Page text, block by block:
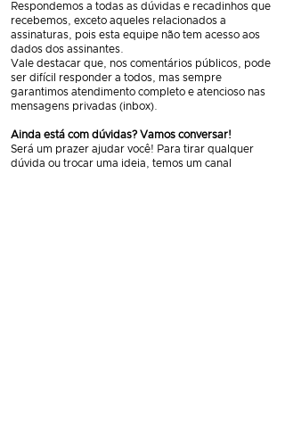
Respondemos a todas as dúvidas e recadinhos que
recebemos, exceto aqueles relacionados a
assinaturas, pois esta equipe não tem acesso aos
dados dos assinantes.
Vale destacar que, nos comentários públicos, pode
ser difícil responder a todos, mas sempre
garantimos atendimento completo e atencioso nas
mensagens privadas (inbox).
Ainda está com dúvidas? Vamos conversar!
Será um prazer ajudar você! Para tirar qualquer
dúvida ou trocar uma ideia, temos um canal